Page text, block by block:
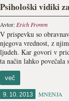
Psihološki vidiki
Avtor: Erich Fromm
V prispevku so
njegova vrednost, z
ljudeh. Kar govori v
ta način lahko povečala
več
9. 10. 2013 MNENJA